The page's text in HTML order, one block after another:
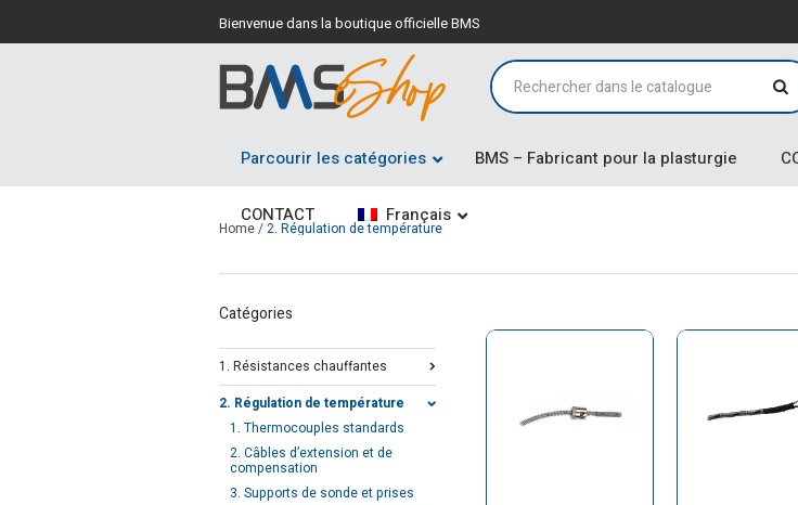
Bienvenue dans la boutique officielle BMS
Parcourir les catégories BMS – Fabricant pour la plasturgie
CONTACT Français
Home/2. Régulation de température
Catégories
1. Résistances chauffantes
2. Régulation de température
1. Thermocouples standards
2. Câbles d’extension et de
compensation
3. Supports de sonde et prises